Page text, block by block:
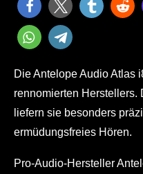
Die Antelope Audio Atlas
rennomierten Herstellers.
liefern sie besonders
ermüdungsfreies Hören.
Pro-Audio-Hersteller